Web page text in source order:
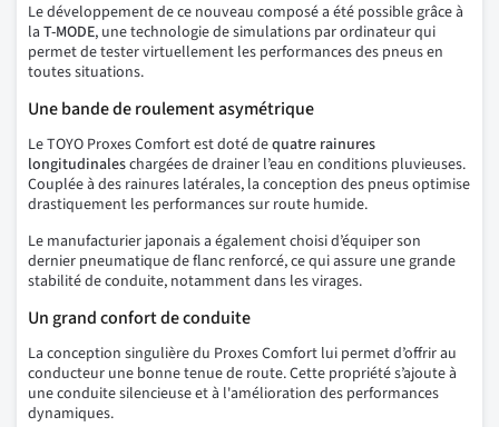
Le développement de ce nouveau composé a été possible grâce à
la T-MODE, une technologie de simulations par ordinateur qui
permet de tester virtuellement les performances des pneus en
toutes situations.
Une bande de roulement asymétrique
Le TOYO Proxes Comfort est doté dequatre rainures
longitudinaleschargées de drainer l’eau en conditions pluvieuses.
Couplée à des rainures latérales, la conception des pneus optimise
drastiquement les performances sur route humide.
Le manufacturier japonais a également choisi d’équiper son
dernier pneumatique de flanc renforcé, ce qui assure une grande
stabilité de conduite, notamment dans les virages.
Un grand confort de conduite
La conception singulière du Proxes Comfort lui permet d’offrir au
conducteur une bonne tenue de route. Cette propriété s’ajoute à
une conduite silencieuse et à l'amélioration des performances
dynamiques.